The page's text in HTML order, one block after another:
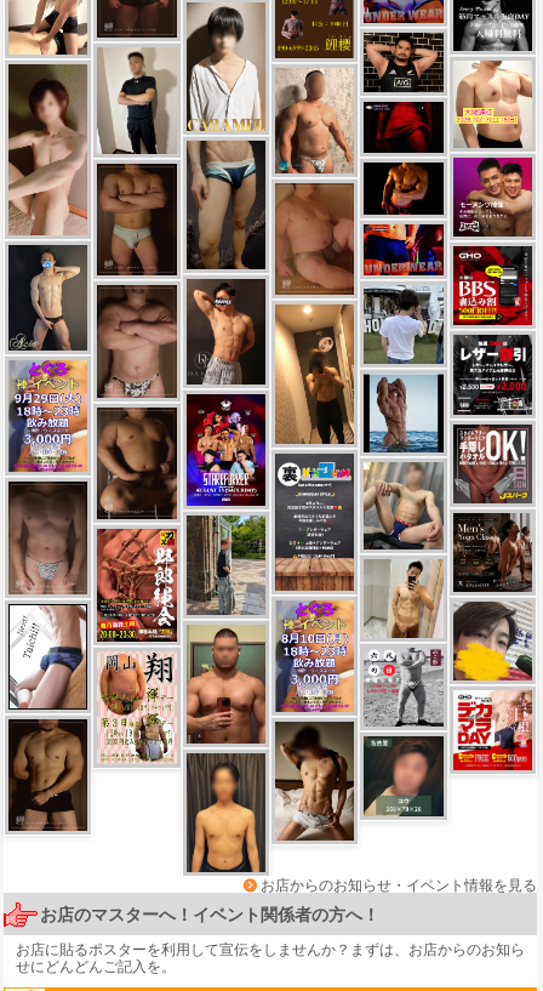
お店からのお知らせ・イベント情報を見る
お店のマスターへ！イベント関係者の方へ！
お店に貼るポスターを利用して宣伝をしませんか？まずは、 お店からのお知ら
せにどんどんご記入を。